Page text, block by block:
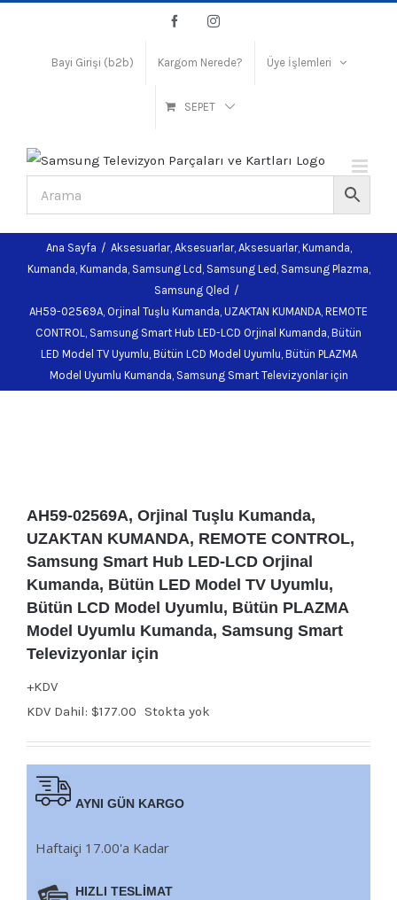
FacebookInstagram
Bayi Girişi (b2b) Kargom Nerede? Üye İşlemleri
SEPET
Ana Sayfa / Aksesuarlar, Aksesuarlar, Aksesuarlar, Kumanda,
Kumanda, Kumanda, Samsung Lcd , Samsung Led , Samsung Plazma,
Samsung Qled /
AH59-02569A, Orjinal Tuşlu Kumanda, UZAKTAN KUMANDA, REMOTE
CONTROL, Samsung Smart Hub LED-LCD Orjinal Kumanda, Bütün
LED Model TV Uyumlu, Bütün LCD Model Uyumlu, Bütün PLAZMA
Model Uyumlu Kumanda, Samsung Smart Televizyonlar için
AH59-02569A, Orjinal Tuşlu Kumanda,
UZAKTAN KUMANDA, REMOTE CONTROL,
Samsung Smart Hub LED-LCD Orjinal
Kumanda, Bütün LED Model TV Uyumlu,
Bütün LCD Model Uyumlu, Bütün PLAZMA
Model Uyumlu Kumanda, Samsung Smart
Televizyonlar için
+KDV
KDV Dahil: $177.00 Stokta yok
AYNI GÜN KARGO
Haftaiçi 17.00'a Kadar
HIZLI TESLİMAT